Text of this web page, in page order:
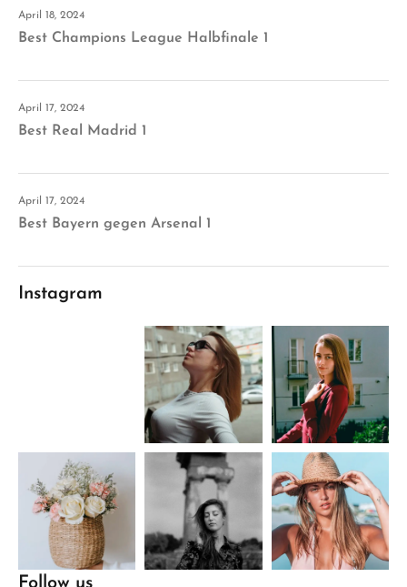
April 18, 2024
Best Champions League Halbfinale 1
April 17, 2024
Best Real Madrid 1
April 17, 2024
Best Bayern gegen Arsenal 1
Instagram